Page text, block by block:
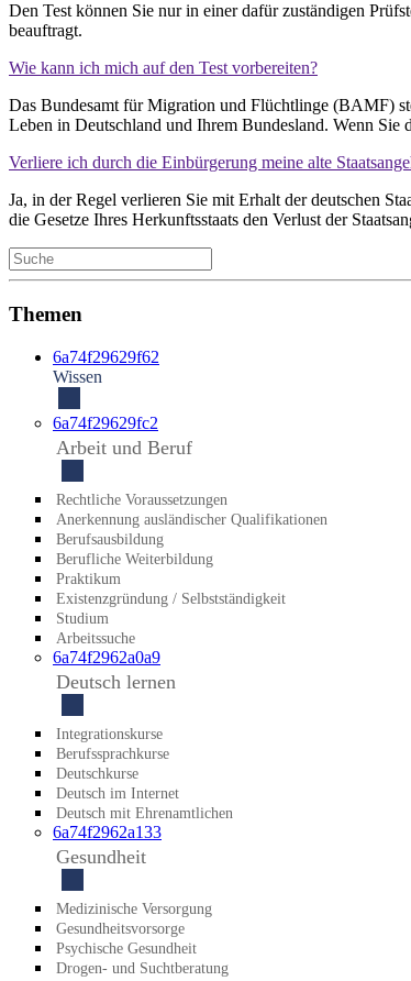
Den Test können Sie nur in einer dafür zuständigen
beauftragt.
Wie kann ich mich auf den Test vorbereiten?
Das Bundesamt für Migration und Flüchtlinge (BAMF)
Leben in Deutschland und Ihrem Bundesland. Wenn
Verliere ich durch die Einbürgerung meine alte
Ja, in der Regel verlieren Sie mit Erhalt der deutschen
die Gesetze Ihres Herkunftsstaats den Verlust der
Themen
6a74f29629f62
Wissen
6a74f29629fc2
Arbeit und Beruf
Recht­liche Voraus­setzungen
An­erkennung auslän­discher Qualifi­kationen
Berufs­ausbildung
Beruf­liche Weiter­bildung
Praktikum
Existenz­gründung / Selbst­ständigkeit
Studium
Arbeitssuche
6a74f2962a0a9
Deutsch lernen
Integrationskurse
Berufssprachkurse
Deutschkurse
Deutsch im Internet
Deutsch mit Ehrenamtlichen
6a74f2962a133
Gesundheit
Medizinische Versorgung
Gesundheitsvorsorge
Psychische Gesundheit
Drogen- und Suchtberatung